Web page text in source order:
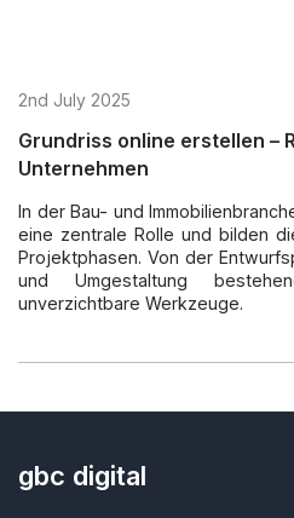
2nd July 2025
Grundriss online erstellen –
Unternehmen
In der Bau- und
eine zentrale Rolle und bilden
Projektphasen. Von der
und Umgestaltung
unverzichtbare Werkzeuge.
gbc digital